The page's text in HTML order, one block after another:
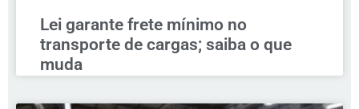
Lei garante frete mínimo no
transporte de cargas; saiba o que
muda